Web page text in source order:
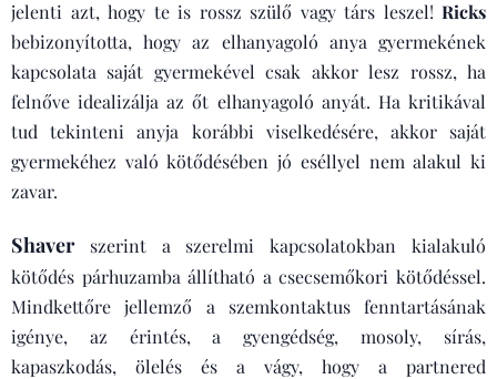
jelenti azt, hogy te is rossz szülő vagy társ leszel! Ricks
bebizonyította, hogy az elhanyagoló anya gyermekének
kapcsolata saját gyermekével csak akkor lesz rossz, ha
felnőve idealizálja az őt elhanyagoló anyát. Ha kritikával
tud tekinteni anyja korábbi viselkedésére, akkor saját
gyermekéhez való kötődésében jó eséllyel nem alakul ki
zavar.
Shaverszerint a szerelmi kapcsolatokban kialakuló
kötődés párhuzamba állítható a csecsemőkori kötődéssel.
Mindkettőre jellemző a szemkontaktus fenntartásának
igénye, az érintés, a gyengédség, mosoly, sírás,
kapaszkodás, ölelés és a vágy, hogy a partnered